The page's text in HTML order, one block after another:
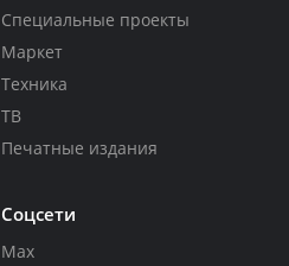
Специальные проекты
Маркет
Техника
ТВ
Печатные издания
Соцсети
Max